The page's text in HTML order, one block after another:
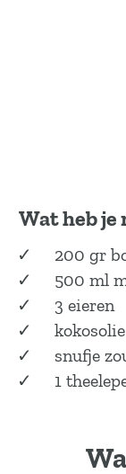
Wat heb je
200 gr
500 ml
3 eieren
snufje
1